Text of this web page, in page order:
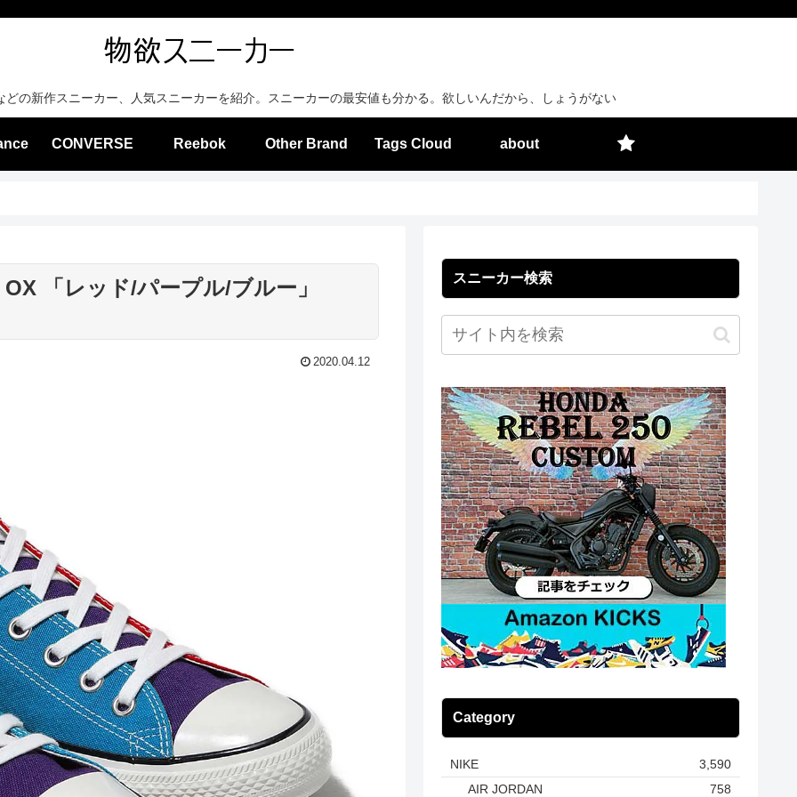
の新作スニーカー、人気スニーカーを紹介。スニーカーの最安値も分かる。欲しいんだから、しょうがない
CONVERSE Reebok Other Brand Tags Cloud about
「レッド/パープル/ブルー」
2020.04.12
スニーカー検索
Category
NIKE
3,590
AIR JORDAN
758